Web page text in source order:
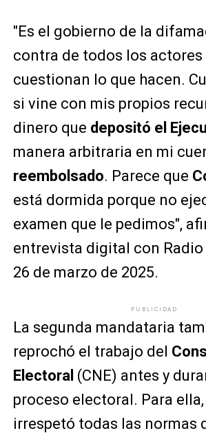
"Es el gobierno de la
contra de todos los actores
cuestionan lo que hacen.
si vine con mis propios
dinero que depositó el
manera arbitraria en mi
reembolsado. Parece que
está dormida porque no
examen que le pedimos",
entrevista digital con Radio
26 de marzo de 2025.
PUBLICIDAD
La segunda mandataria
reprochó el trabajo del
Electoral (CNE) antes y
proceso electoral. Para
irrespetó todas las normas